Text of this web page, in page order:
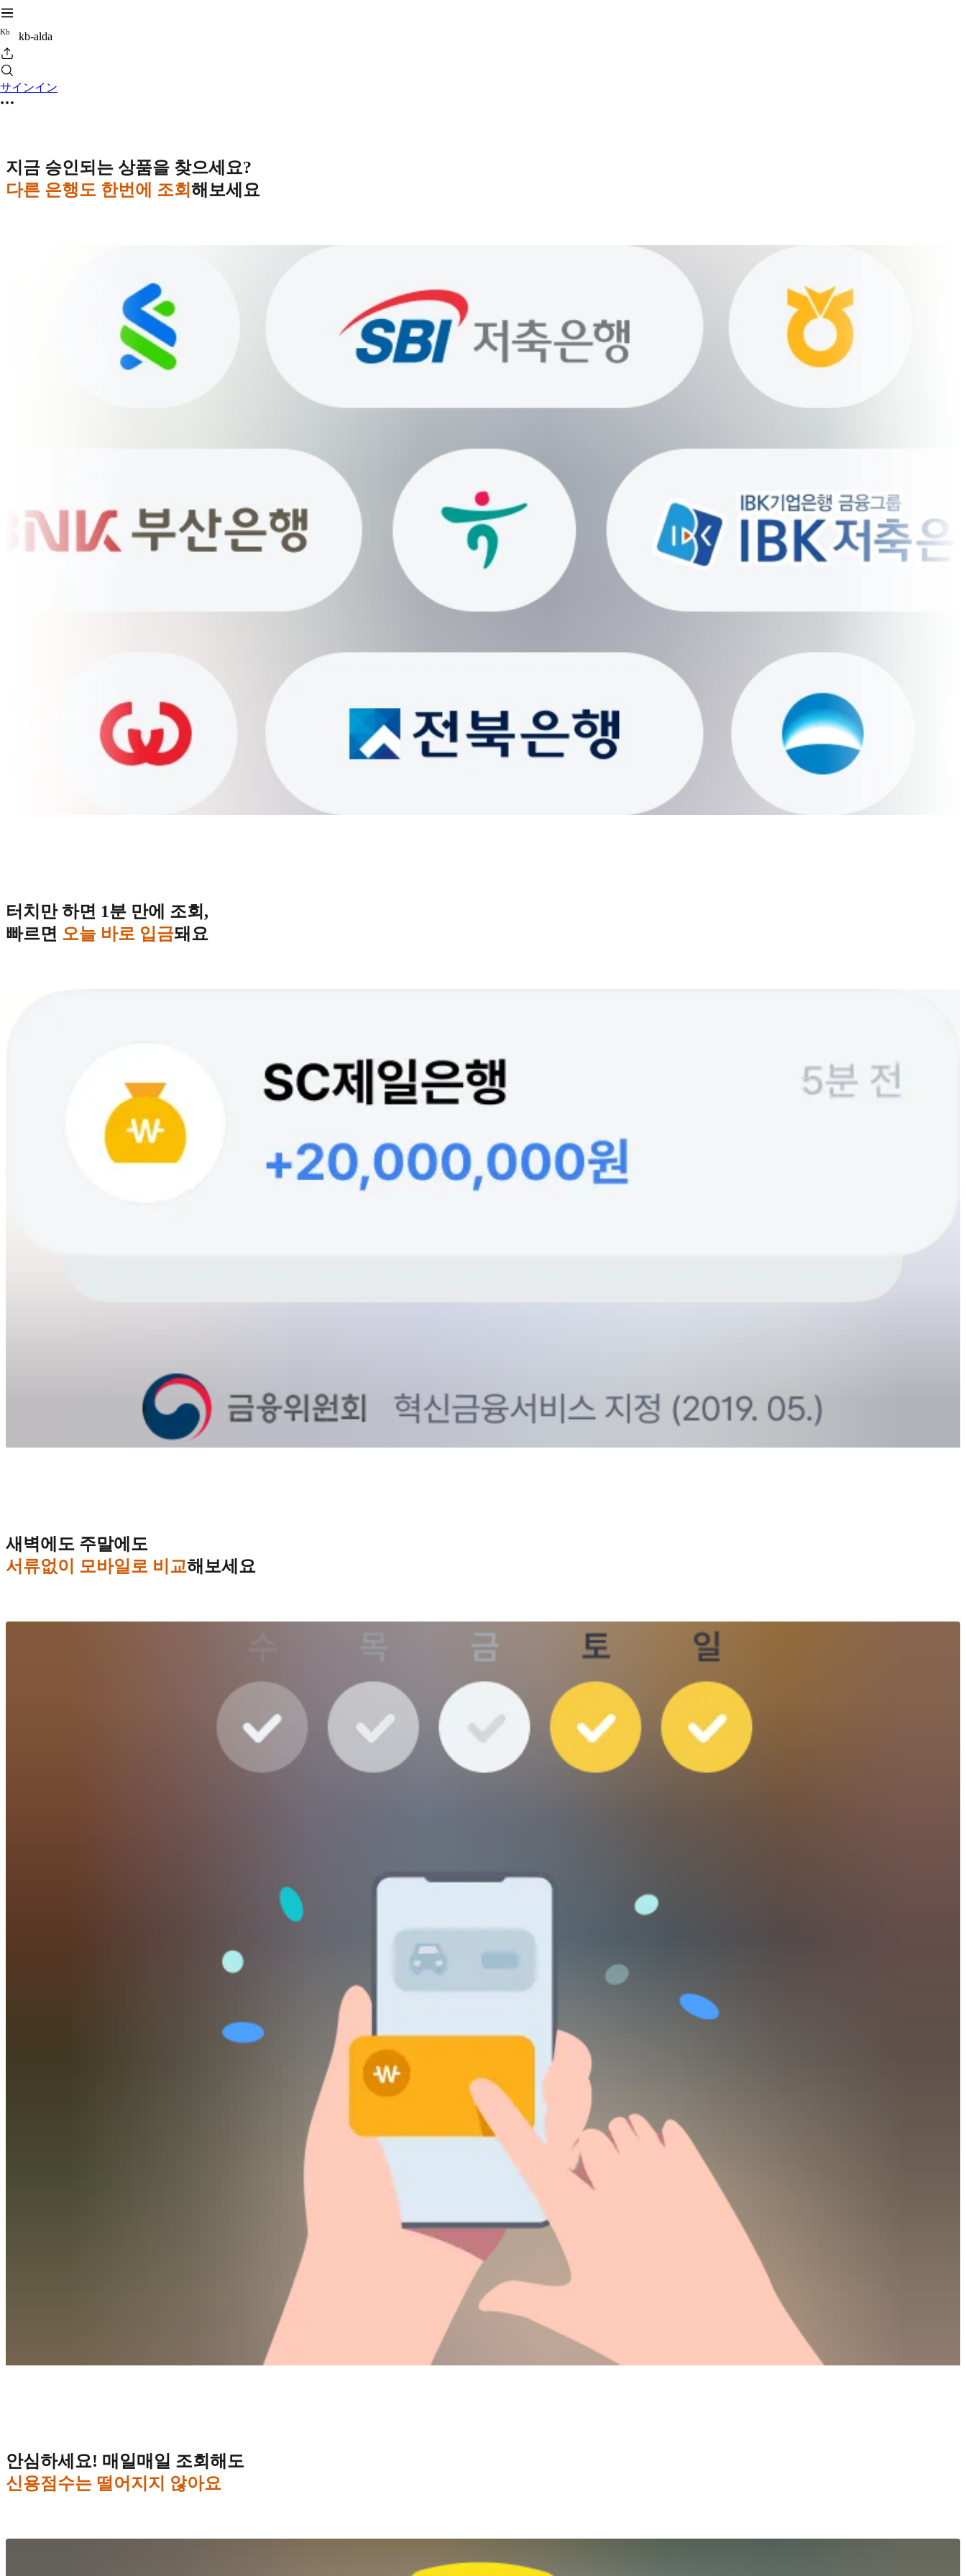
Kb kb-alda
サインイン
지금 승인되는 상품을 찾으세요?
다른 은행도 한번에 조회해보세요
터치만 하면 1분 만에 조회,
빠르면 오늘 바로 입금돼요
새벽에도 주말에도
서류없이 모바일로 비교해보세요
안심하세요! 매일매일 조회해도
신용점수는 떨어지지 않아요